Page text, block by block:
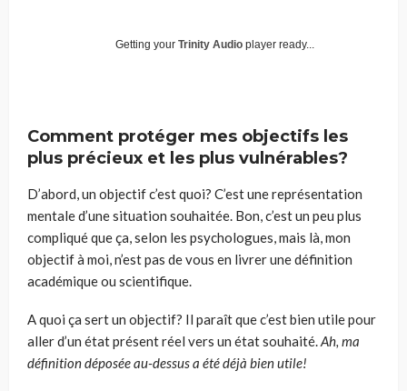
Getting your Trinity Audio player ready...
Comment protéger mes objectifs les
plus précieux et les plus vulnérables?
D’abord, un objectif c’est quoi? C’est une représentation
mentale d’une situation souhaitée. Bon, c’est un peu plus
compliqué que ça, selon les psychologues, mais là, mon
objectif à moi, n’est pas de vous en livrer une définition
académique ou scientifique.
A quoi ça sert un objectif? Il paraît que c’est bien utile pour
aller d’un état présent réel vers un état souhaité.Ah, ma
définition déposée au-dessus a été déjà bien utile!